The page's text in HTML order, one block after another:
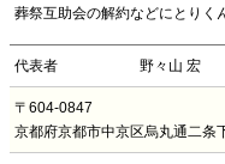
葬祭互助会の解約などにとりく
代表者 野々山 宏
〒604-0847
京都府京都市中京区烏丸通二条